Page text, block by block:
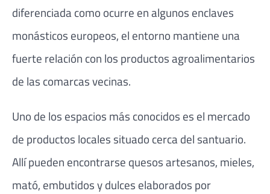
diferenciada como ocurre en algunos enclaves
monásticos europeos, el entorno mantiene una
fuerte relación con los productos agroalimentarios
de las comarcas vecinas.
Uno de los espacios más conocidos es el mercado
de productos locales situado cerca del santuario.
Allí pueden encontrarse quesos artesanos, mieles,
mató, embutidos y dulces elaborados por